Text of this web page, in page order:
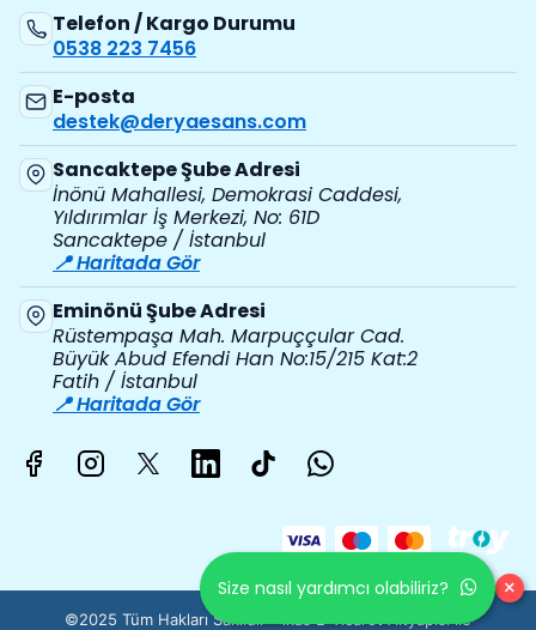
Telefon / Kargo Durumu
0538 223 7456
E-posta
destek@deryaesans.com
Sancaktepe Şube Adresi
İnönü Mahallesi, Demokrasi Caddesi,
Yıldırımlar İş Merkezi, No: 61D
Sancaktepe / İstanbul
📍 Haritada Gör
Eminönü Şube Adresi
Rüstempaşa Mah. Marpuççular Cad.
Büyük Abud Efendi Han No:15/215 Kat:2
Fatih / İstanbul
📍 Haritada Gör
©2025 Tüm Hakları Saklıdır - ikas E-Ticaret Altyapısı ile
Size nasıl yardımcı olabiliriz? ×